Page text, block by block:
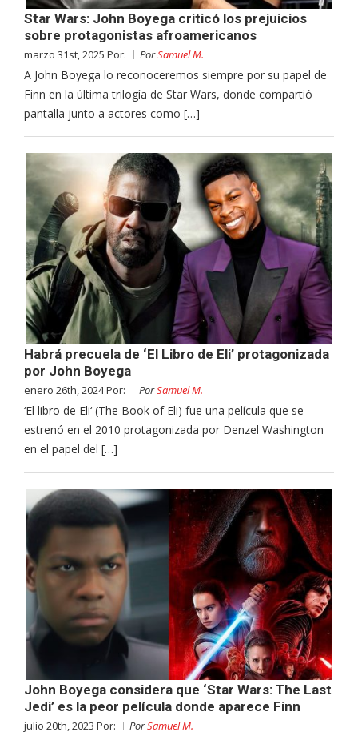
Star Wars: John Boyega criticó los prejuicios
sobre protagonistas afroamericanos
marzo 31st, 2025 Por: PorSamuel M.
A John Boyega lo reconoceremos siempre por su papel de
Finn en la última trilogía de Star Wars, donde compartió
pantalla junto a actores como […]
Habrá precuela de ‘El Libro de Eli’ protagonizada
por John Boyega
enero 26th, 2024 Por: PorSamuel M.
‘El libro de Eli‘ (The Book of Eli) fue una película que se
estrenó en el 2010 protagonizada por Denzel Washington
en el papel del […]
John Boyega considera que ‘Star Wars: The Last
Jedi’ es la peor película donde aparece Finn
julio 20th, 2023 Por: PorSamuel M.